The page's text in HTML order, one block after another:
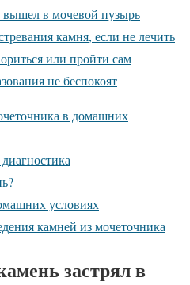
вышел в мочевой пузырь
камня, если не лечить
или пройти сам
не беспокоят
в домашних
условиях
камней из мочеточника
застрял в